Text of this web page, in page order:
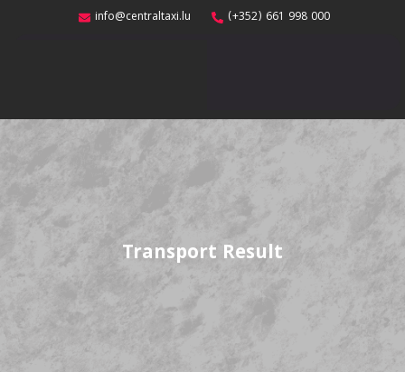
info@centraltaxi.lu (+352) 661 998 000
Transport Result